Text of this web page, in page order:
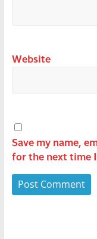
Website
Save my name,
for the next time